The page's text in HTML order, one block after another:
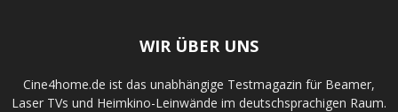
WIR ÜBER UNS
Cine4home.de ist das unabhängige Testmagazin für Beamer,
Laser TVs und Heimkino-Leinwände im deutschsprachigen Raum.